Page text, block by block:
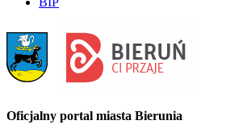
Oficjalny portal miasta Bierunia